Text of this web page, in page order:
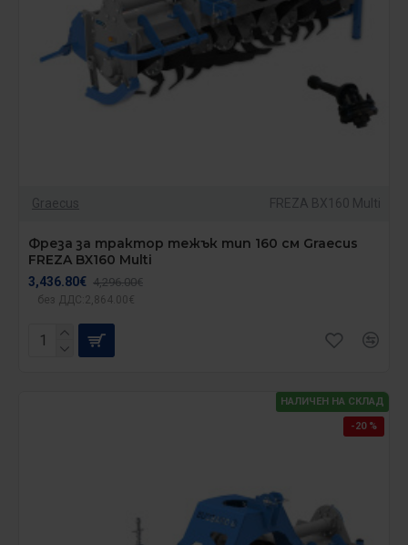
Graecus FREZA BX160 Multi
Фреза за трактор тежък тип 160 см Graecus
FREZA BX160 Multi
3,436.80€ 4,296.00€
без ДДС:2,864.00€
НАЛИЧЕН НА СКЛАД
-20 %